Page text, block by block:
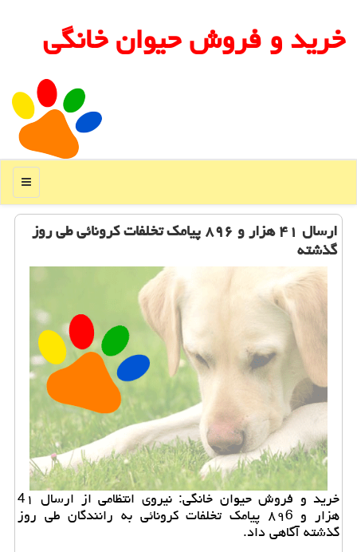
خرید و فروش حیوان خانگی
منو
ارسال ۴۱ هزار و ۸۹۶ پیامك تخلفات كرونائی طی روز
گذشته
خرید و فروش حیوان خانگی: نیروی انتظامی از ارسال 4۱
هزار و ۸۹6 پیامک تخلفات کرونائی به رانندگان طی روز
گذشته آگاهی داد.